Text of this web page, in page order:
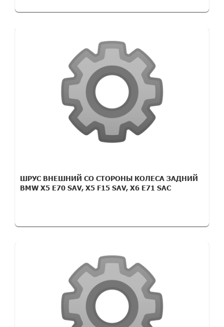
ШРУС ВНЕШНИЙ СО СТОРОНЫ КОЛЕСА ЗАДНИЙ
BMW X5 E70 SAV, X5 F15 SAV, X6 E71 SAC